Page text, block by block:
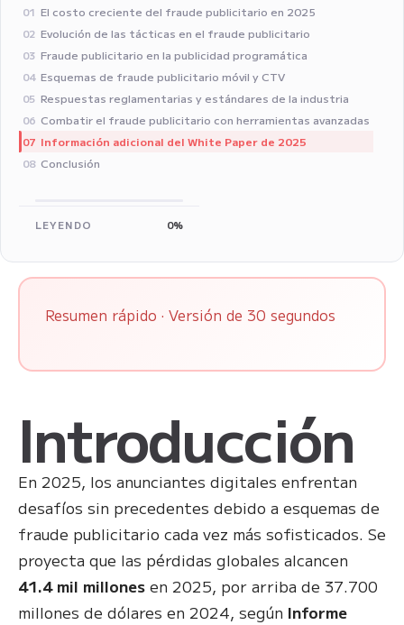
01 El costo creciente del fraude publicitario en 2025
02 Evolución de las tácticas en el fraude publicitario
03 Fraude publicitario en la publicidad programática
04 Esquemas de fraude publicitario móvil y CTV
05 Respuestas reglamentarias y estándares de la industria
06 Combatir el fraude publicitario con herramientas avanzadas
07 Información adicional del White Paper de 2025
08 Conclusión
LEYENDO 0%
Resumen rápido · Versión de 30 segundos
Introducción
En 2025, los anunciantes digitales enfrentan
desafíos sin precedentes debido a esquemas de
fraude publicitario cada vez más sofisticados. Se
proyecta que las pérdidas globales alcancen
41.4 mil millones en 2025, por arriba de 37.700
millones de dólares en 2024, según Informe